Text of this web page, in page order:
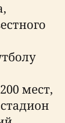
мест,